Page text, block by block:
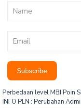
Subscribe
Perbedaan level MBI Poin
INFO PLN : Perubahan